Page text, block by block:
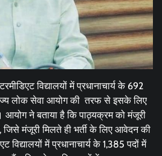
विद्यालयों में प्रधानाचार्य के 692
लोक सेवा आयोग की तरफ से इसके लिए
आयोग ने बताया है कि पाठ्यक्रम को मंजूरी
मंजूरी मिलते ही भर्ती के लिए आवेदन की
विद्यालयों में प्रधानाचार्य के 1,385 पदों में